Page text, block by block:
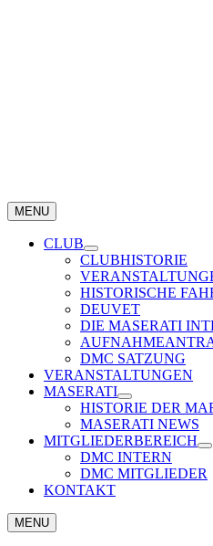
MENU
CLUB
CLUBHISTORIE
HISTORISCHE
DEUVET
DIE MASERATI
DMC SATZUNG
VERANSTALTUNGEN
MASERATI
HISTORIE DER
MASERATI NEWS
MITGLIEDERBEREICH
DMC INTERN
DMC MITGLIEDER
KONTAKT
MENU